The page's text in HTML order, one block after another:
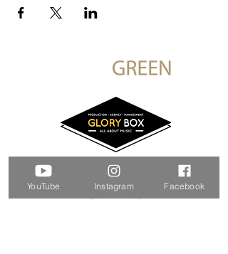
YouTube Instagram Facebook